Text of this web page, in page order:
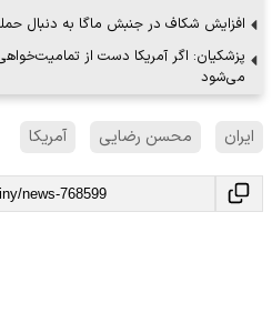
افزایش شکاف در جنبش ماگا به دنبال
پزشکیان: اگر آمریکا دست از تمامیت‌خواهی
می‌شود
ایران محسن رضایی آمریکا